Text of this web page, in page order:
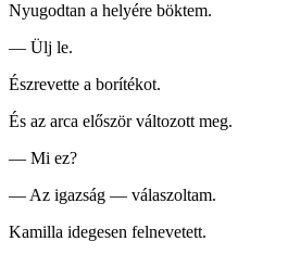
Nyugodtan a helyére böktem.
— Ülj le.
Észrevette a borítékot.
És az arca először változott meg.
— Mi ez?
— Az igazság — válaszoltam.
Kamilla idegesen felnevetett.